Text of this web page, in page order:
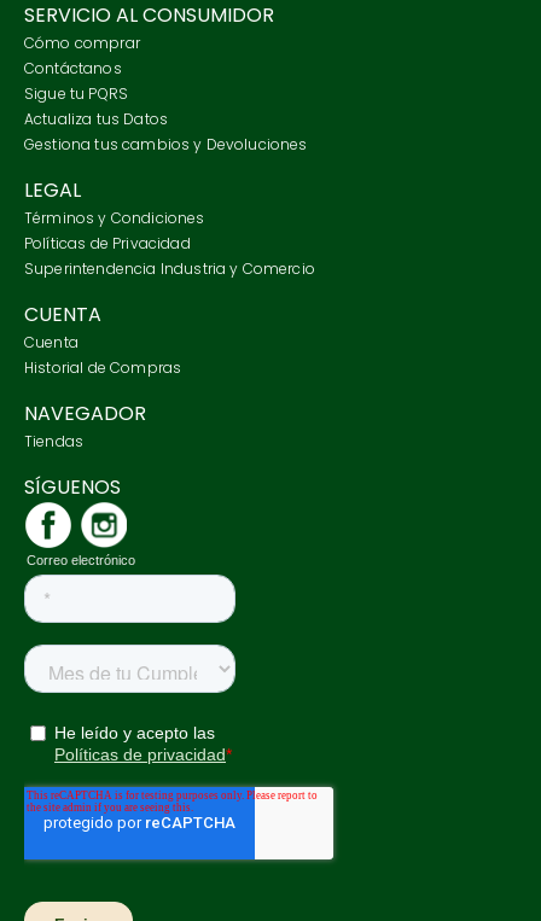
SERVICIO AL CONSUMIDOR
Cómo comprar
Contáctanos
Sigue tu PQRS
Actualiza tus Datos
Gestiona tus cambios y Devoluciones
LEGAL
Términos y Condiciones
Políticas de Privacidad
Superintendencia Industria y Comercio
CUENTA
Cuenta
Historial de Compras
NAVEGADOR
Tiendas
SÍGUENOS